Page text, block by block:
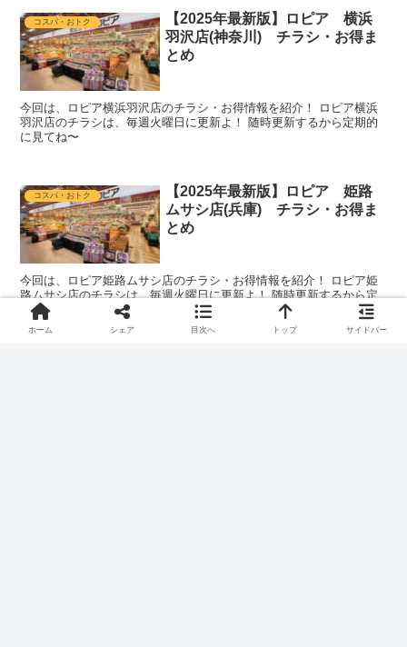
コスパ・おトク
【2025年最新版】ロピア 横浜
羽沢店(神奈川) チラシ・お得ま
とめ
今回は、ロピア横浜羽沢店のチラシ・お得情報を紹介！ ロピア横浜
羽沢店のチラシは、毎週火曜日に更新よ！ 随時更新するから定期的
に見てね〜
コスパ・おトク
【2025年最新版】ロピア 姫路
ムサシ店(兵庫) チラシ・お得ま
とめ
今回は、ロピア姫路ムサシ店のチラシ・お得情報を紹介！ ロピア姫
路ムサシ店のチラシは、毎週火曜日に更新よ！ 随時更新するから定
期的に見てね〜
ホーム シェア 目次へ トップ サイドバー